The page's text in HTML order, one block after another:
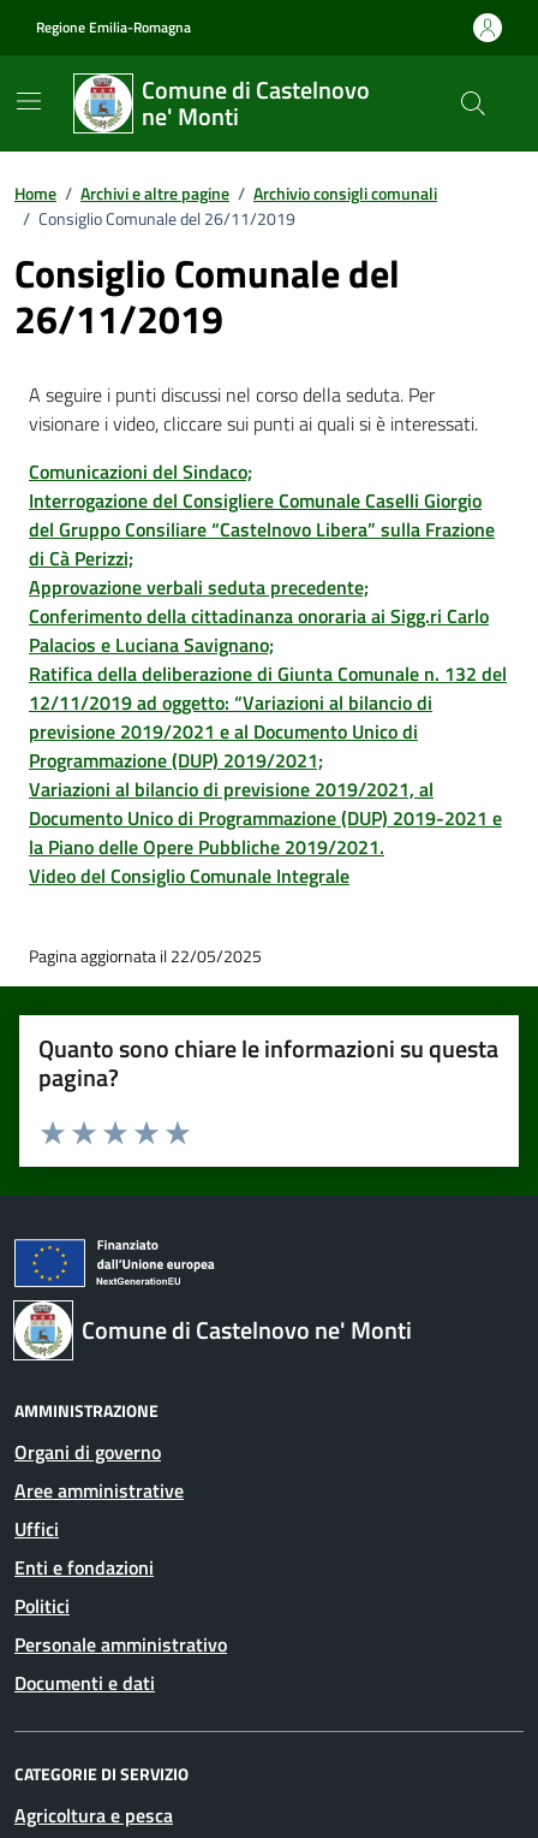
Regione Emilia-Romagna
Comune di Castelnovo
ne' Monti
Home / Archivi e altre pagine / Archivio consigli comunali
/ Consiglio Comunale del 26/11/2019
Consiglio Comunale del
26/11/2019
A seguire i punti discussi nel corso della seduta. Per
visionare i video, cliccare sui punti ai quali si è interessati.
Comunicazioni del Sindaco;
Interrogazione del Consigliere Comunale Caselli Giorgio
del Gruppo Consiliare “Castelnovo Libera” sulla Frazione
di Cà Perizzi;
Approvazione verbali seduta precedente;
Conferimento della cittadinanza onoraria ai Sigg.ri Carlo
Palacios e Luciana Savignano;
Ratifica della deliberazione di Giunta Comunale n. 132 del
12/11/2019 ad oggetto: “Variazioni al bilancio di
previsione 2019/2021 e al Documento Unico di
Programmazione (DUP) 2019/2021;
Variazioni al bilancio di previsione 2019/2021, al
Documento Unico di Programmazione (DUP) 2019-2021 e
la Piano delle Opere Pubbliche 2019/2021.
Video del Consiglio Comunale Integrale
Pagina aggiornata il 22/05/2025
Quanto sono chiare le informazioni su questa
pagina?
Valuta 5 stelle su 5
Valuta 4 stelle su 5
Valuta 3 stelle su 5
Valuta 2 stelle su 5
Valuta 1 stelle su 5
Comune di Castelnovo ne' Monti
AMMINISTRAZIONE
Organi di governo
Aree amministrative
Uffici
Enti e fondazioni
Politici
Personale amministrativo
Documenti e dati
CATEGORIE DI SERVIZIO
Agricoltura e pesca